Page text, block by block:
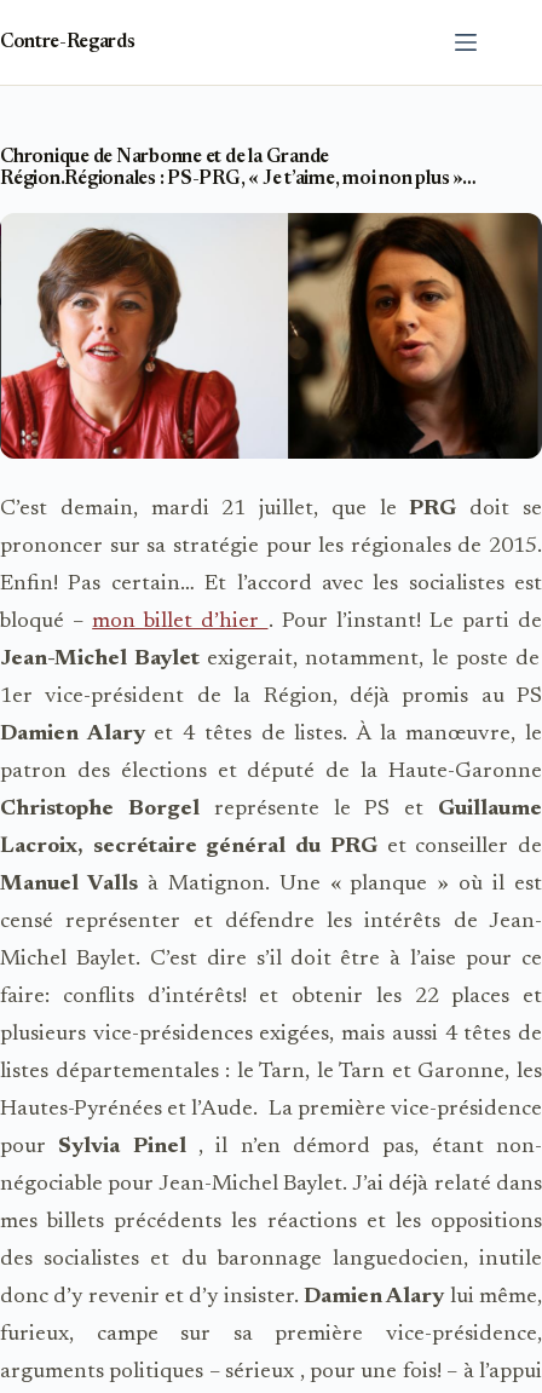
contenu
Contre-Regards
Chronique de Narbonne et de la Grande
Région.Régionales : PS-PRG, « Je t’aime, moi non plus »…
C’est demain, mardi 21 juillet, que le PRG doit se
prononcer sur sa stratégie pour les régionales de 2015.
Enfin! Pas certain… Et l’accord avec les socialistes est
bloqué –mon billet d’hier . Pour l’instant! Le parti de
Jean-Michel Baylet exigerait, notamment, le poste de
1er vice-président de la Région, déjà promis au PS
Damien Alaryet 4 têtes de listes. À la manœuvre, le
patron des élections et député de la Haute-Garonne
Christophe Borgelreprésente le PS et Guillaume
Lacroix, secrétaire général du PRGet conseiller de
Manuel Vallsà Matignon. Une « planque » où il est
censé représenter et défendre les intérêts de Jean-
Michel Baylet. C’est dire s’il doit être à l’aise pour ce
faire: conflits d’intérêts! et obtenir les 22 places et
plusieurs vice-présidences exigées, mais aussi 4 têtes de
listes départementales : le Tarn, le Tarn et Garonne, les
Hautes-Pyrénées et l’Aude. La première vice-présidence
pour Sylvia Pinel, il n’en démord pas, étant non-
négociable pour Jean-Michel Baylet. J’ai déjà relaté dans
mes billets précédents les réactions et les oppositions
des socialistes et du baronnage languedocien, inutile
donc d’y revenir et d’y insister. Damien Alarylui même,
furieux, campe sur sa première vice-présidence,
arguments politiques – sérieux , pour une fois! – à l’appui